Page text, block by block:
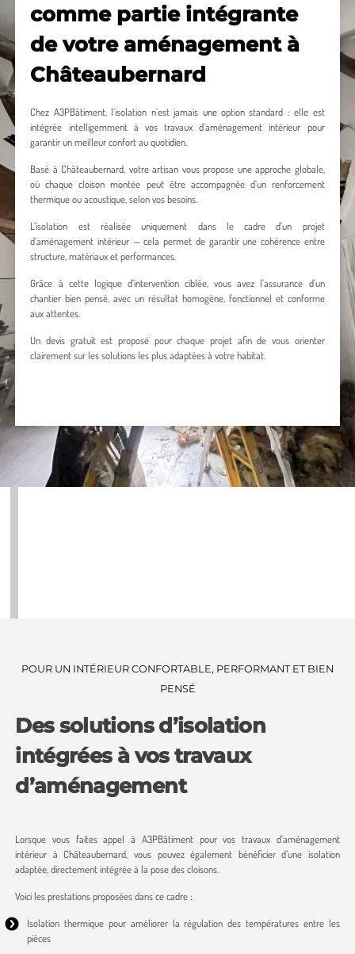
comme partie intégrante
de votre aménagement à
Châteaubernard
Chez A3PBâtiment, l’isolation n’est jamais une option standard : elle est
intégrée intelligemment à vos travaux d’aménagement intérieur pour
garantir un meilleur confort au quotidien.
Basé à Châteaubernard, votre artisan vous propose une approche globale,
où chaque cloison montée peut être accompagnée d’un renforcement
thermique ou acoustique, selon vos besoins.
L’isolation est réalisée uniquement dans le cadre d’un projet
d’aménagement intérieur — cela permet de garantir une cohérence entre
structure, matériaux et performances.
Grâce à cette logique d’intervention ciblée, vous avez l’assurance d’un
chantier bien pensé, avec un résultat homogène, fonctionnel et conforme
aux attentes.
Un devis gratuit est proposé pour chaque projet afin de vous orienter
clairement sur les solutions les plus adaptées à votre habitat.
POUR UN INTÉRIEUR CONFORTABLE, PERFORMANT ET BIEN
PENSÉ
Des solutions d’isolation
intégrées à vos travaux
d’aménagement
Lorsque vous faites appel à A3PBâtiment pour vos travaux d’aménagement
intérieur à Châteaubernard, vous pouvez également bénéficier d’une isolation
adaptée, directement intégrée à la pose des cloisons.
Voici les prestations proposées dans ce cadre :
Isolation thermique pour améliorer la régulation des températures entre les
pièces